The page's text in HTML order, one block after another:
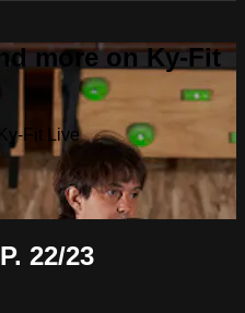
more on Ky-Fit
Fit Live
22/23